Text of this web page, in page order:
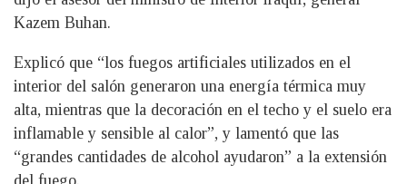
Kazem Buhan.
Explicó que “los fuegos artificiales utilizados en el
interior del salón generaron una energía térmica muy
alta, mientras que la decoración en el techo y el suelo era
inflamable y sensible al calor”, y lamentó que las
“grandes cantidades de alcohol ayudaron” a la extensión
del fuego.